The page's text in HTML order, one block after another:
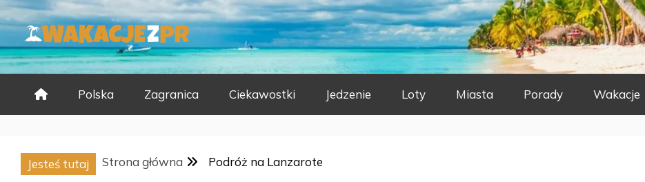
Skip
to
content
Polska Zagranica Ciekawostki Jedzenie Loty Miasta Porady Wakacje
Jesteś tutaj Strona główna Podróż na Lanzarote